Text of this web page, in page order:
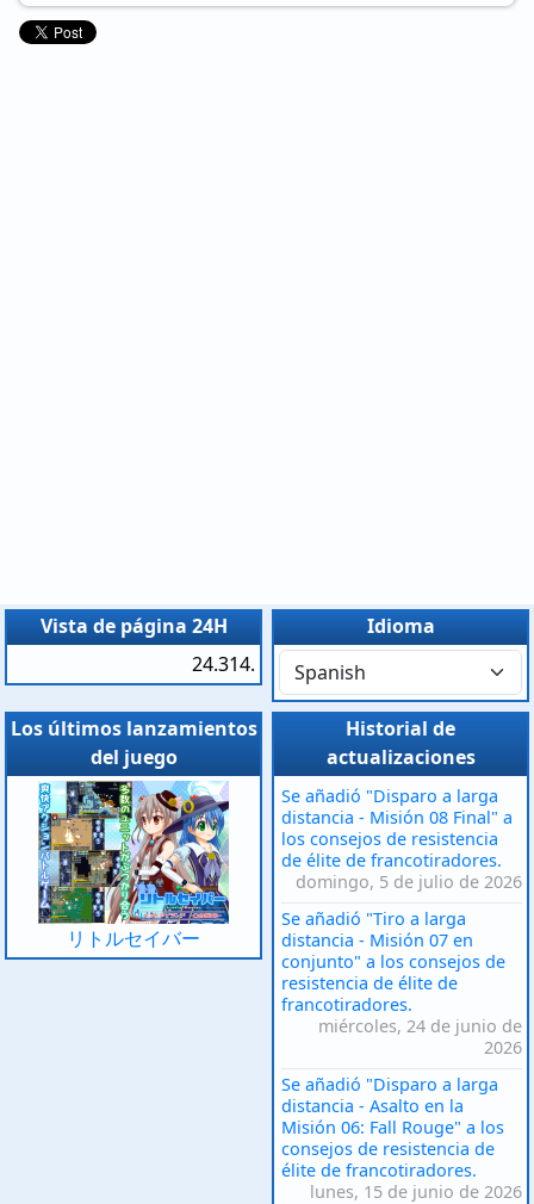
Vista de página 24H
24.314.
Idioma
Los últimos lanzamientos
del juego
リトルセイバー
Historial de
actualizaciones
Se añadió "Disparo a larga
distancia - Misión 08 Final" a
los consejos de resistencia
de élite de francotiradores.
domingo, 5 de julio de 2026
Se añadió "Tiro a larga
distancia - Misión 07 en
conjunto" a los consejos de
resistencia de élite de
francotiradores.
miércoles, 24 de junio de
2026
Se añadió "Disparo a larga
distancia - Asalto en la
Misión 06: Fall Rouge" a los
consejos de resistencia de
élite de francotiradores.
lunes, 15 de junio de 2026